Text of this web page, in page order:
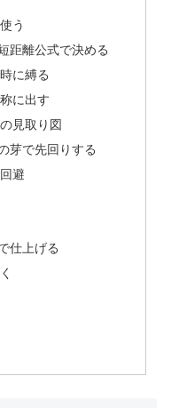
う
距離公式で決める
に縛る
に出す
見取り図
芽で先回りする
避
仕上げる